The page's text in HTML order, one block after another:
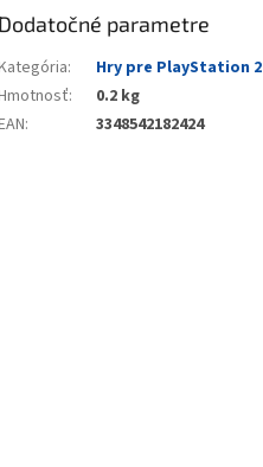
Dodatočné parametre
:
Hry pre PlayStation 2
:
0.2 kg
: 3348542182424